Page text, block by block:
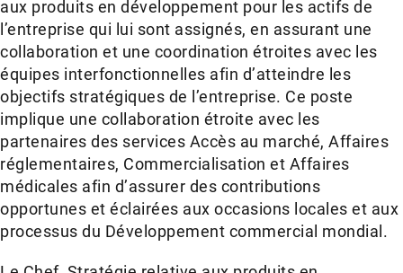
aux produits en développement pour les actifs de
l’entreprise qui lui sont assignés, en assurant une
collaboration et une coordination étroites avec les
équipes interfonctionnelles afin d’atteindre les
objectifs stratégiques de l’entreprise. Ce poste
implique une collaboration étroite avec les
partenaires des services Accès au marché, Affaires
réglementaires, Commercialisation et Affaires
médicales afin d’assurer des contributions
opportunes et éclairées aux occasions locales et aux
processus du Développement commercial mondial.